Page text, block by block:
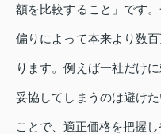
額を比較すること」です
偏りによって本来より数
ります。例えば一社だけ
妥協してしまうのは避け
ことで、適正価格を把握し